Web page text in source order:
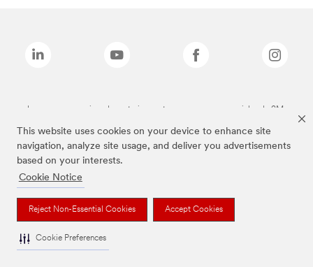
This website uses cookies on your device to enhance site
navigation, analyze site usage, and deliver you advertisements
based on your interests.
Cookie Notice
Reject Non-Essential Cookies Accept Cookies
Cookie Preferences
Las marcas mencionadas anteriormente son marcas comerciales de 3M.